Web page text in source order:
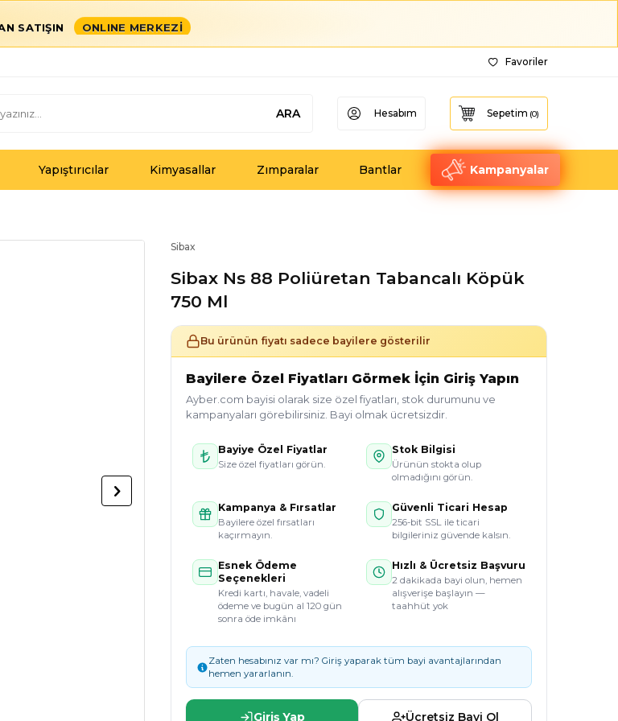
SATIŞIN ONLINE MERKEZİ
Favoriler
ARA Hesabım Sepetim (0)
Yapıştırıcılar Kimyasallar Zımparalar Bantlar Kampanyalar
Sibax
Sibax Ns 88 Poliüretan Tabancalı Köpük
750 Ml
Bu ürünün fiyatı sadece bayilere gösterilir
Bayilere Özel Fiyatları Görmek İçin Giriş Yapın
Ayber.com bayisi olarak size özel fiyatları, stok durumunu ve
kampanyaları görebilirsiniz. Bayi olmak ücretsizdir.
Bayiye Özel Fiyatlar
Size özel fiyatları görün.
Stok Bilgisi
Ürünün stokta olup
olmadığını görün.
Kampanya & Fırsatlar
Bayilere özel fırsatları
kaçırmayın.
Güvenli Ticari Hesap
256-bit SSL ile ticari
bilgileriniz güvende kalsın.
Esnek Ödeme
Seçenekleri
Kredi kartı, havale, vadeli
ödeme ve bugün al 120 gün
sonra öde imkânı
Hızlı & Ücretsiz Başvuru
2 dakikada bayi olun, hemen
alışverişe başlayın —
taahhüt yok
Zaten hesabınız var mı? Giriş yaparak tüm bayi avantajlarından
hemen yararlanın.
Giriş Yap Ücretsiz Bayi Ol